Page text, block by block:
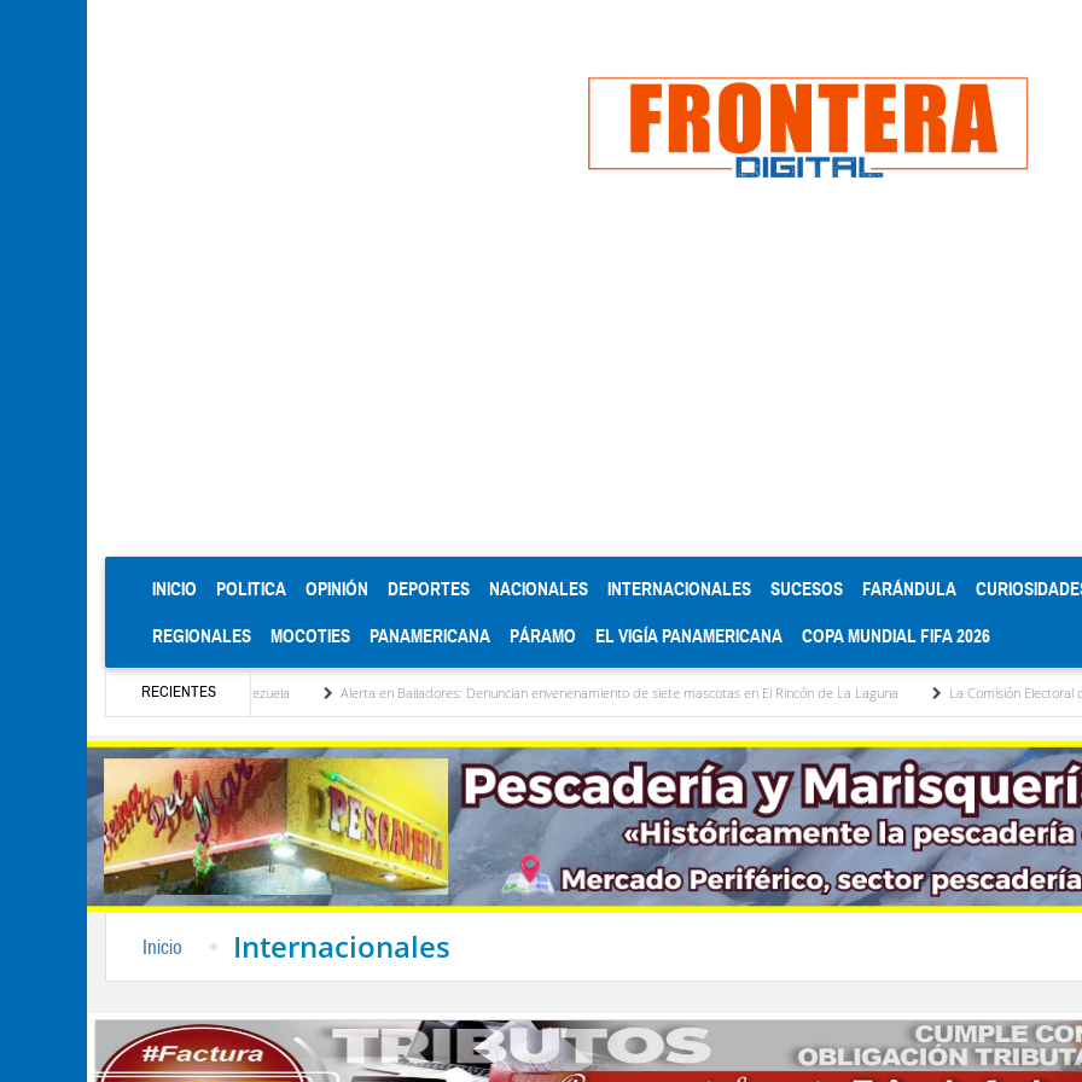
INICIO (CURRENT)
POLITICA OPINIÓN DEPORTES NACIONALES INTERNACIONALES SUCESOS FARÁNDULA
REGIONALES MOCOTIES PANAMERICANA PÁRAMO EL VIGÍA PANAMERICANA COPA MUNDIAL FIFA 2026
RECIENTES
de Venezuela Alerta en Bailadores: Denuncian envenenamiento de siete mascotas en El Rincón de La Laguna La Comisión Electoral del Colegio de
Inicio Internacionales